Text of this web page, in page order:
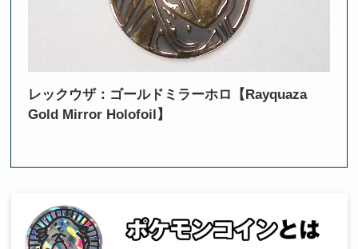
レックウザ：ゴールドミラーホロ【Rayquaza
Gold Mirror Holofoil】